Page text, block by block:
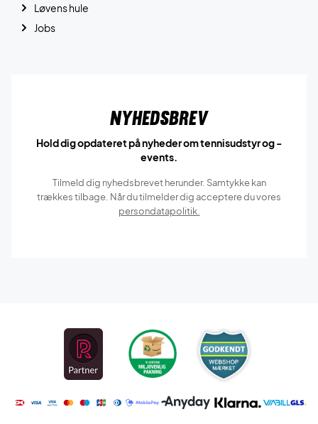
Løvens hule
Jobs
Nyhedsbrev
Hold dig opdateret på nyheder om tennisudstyr og -
events.
Tilmeld dig nyhedsbrevet herunder. Samtykke kan
trækkes tilbage. Når du tilmelder dig acceptere du vores
persondatapolitik.